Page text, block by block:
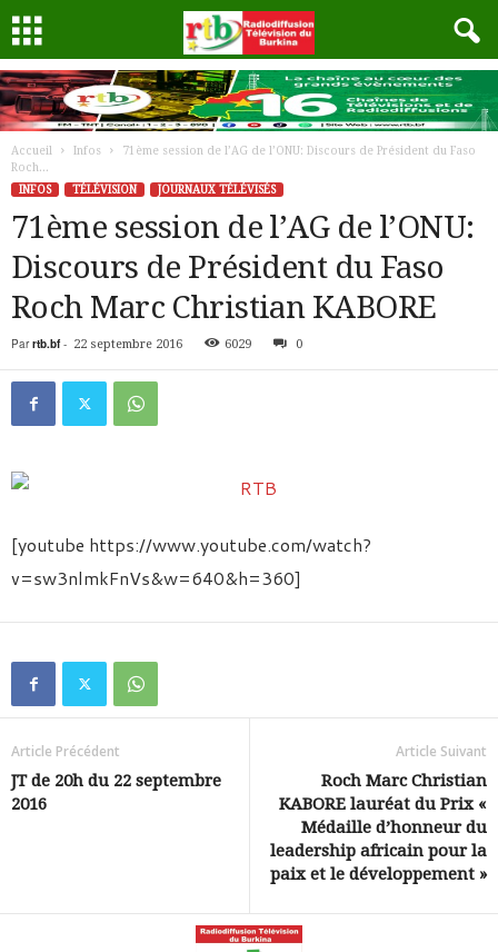
Accueil Infos
71ème session de l’AG de l’ONU: Discours de Président du Faso
Roch...
INFOS
TÉLÉVISION JOURNAUX TÉLÉVISÉS
71ème session de l’AG de l’ONU:
Discours de Président du Faso
Roch Marc Christian KABORE
Par rtb.bf- 22 septembre 2016 6029 0
[youtube https://www.youtube.com/watch?
v=sw3nlmkFnVs&w=640&h=360]
Article Précédent
JT de 20h du 22 septembre
2016
Article Suivant
Roch Marc Christian
KABORE lauréat du Prix «
Médaille d’honneur du
leadership africain pour la
paix et le développement »